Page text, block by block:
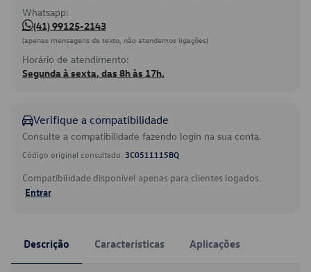
Whatsapp:
(41) 99125-2143
(apenas mensagens de texto, não atendemos ligações)
Horário de atendimento:
Segunda à sexta, das 8h às 17h.
Verifique a compatibilidade
Consulte a compatibilidade fazendo login na sua conta.
Código original consultado: 3C0511115BQ
Compatibilidade disponível apenas para clientes logados.
Entrar
Descrição Características Aplicações